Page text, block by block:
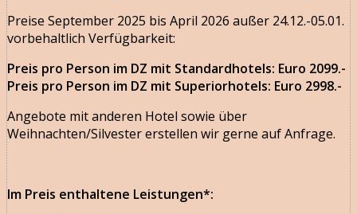
Preise September 2025 bis April 2026 außer 24.12.-05.01.
vorbehaltlich Verfügbarkeit:
Preis pro Person im DZ mit Standardhotels: Euro 2099.-
Preis pro Person im DZ mit Superiorhotels: Euro 2998.-
Angebote mit anderen Hotel sowie über
Weihnachten/Silvester erstellen wir gerne auf Anfrage.
Im Preis enthaltene Leistungen*: